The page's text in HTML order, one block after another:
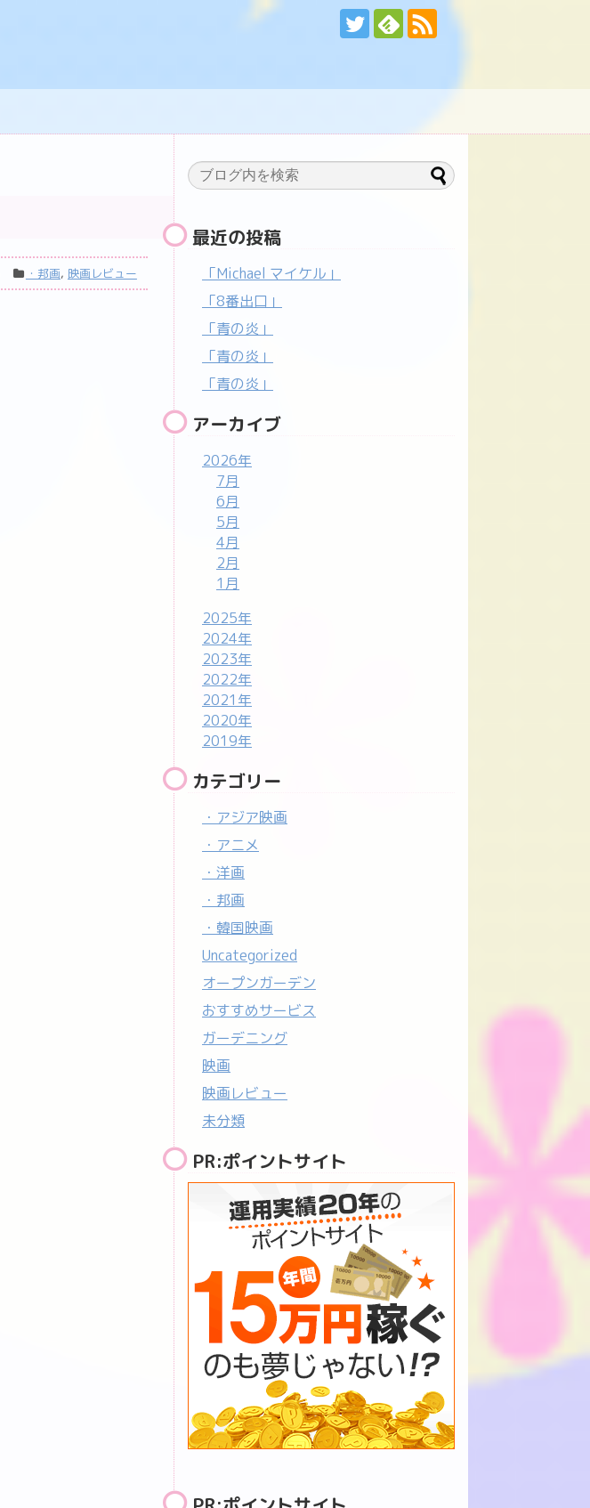
・邦画, 映画レビュー
最近の投稿
「Michael マイケル」
「8番出口」
「青の炎」
「青の炎」
「青の炎」
アーカイブ
2026年
7月
6月
5月
4月
2月
1月
2025年
2024年
2023年
2022年
2021年
2020年
2019年
カテゴリー
・アジア映画
・アニメ
・洋画
・邦画
・韓国映画
Uncategorized
オープンガーデン
おすすめサービス
ガーデニング
映画
映画レビュー
未分類
PR:ポイントサイト